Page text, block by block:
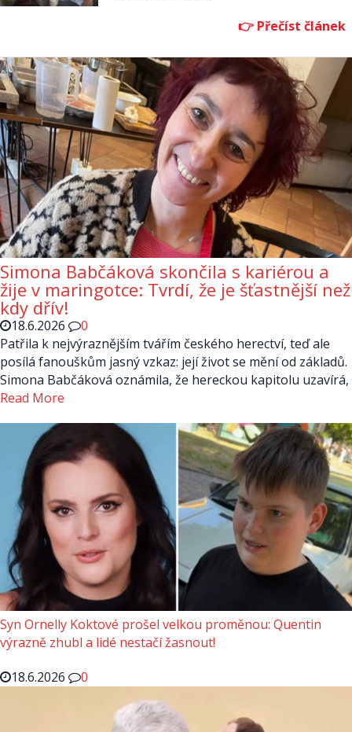
Simona Babčáková skončila s kariérou a
žije v maringotce: Tvrdí, že je šťastnější než
kdy dřív!
18.6.2026
0
Patřila k nejvýraznějším tvářím českého herectví, teď ale
posílá fanouškům jasný vzkaz: její život se mění od základů.
Simona Babčáková oznámila, že hereckou kapitolu uzavírá,
Read More
Syn Ornelly Koktové prošel velkou proměnou: Quentin
výrazně zhubl a lidé nestačí žasnout!
18.6.2026
0